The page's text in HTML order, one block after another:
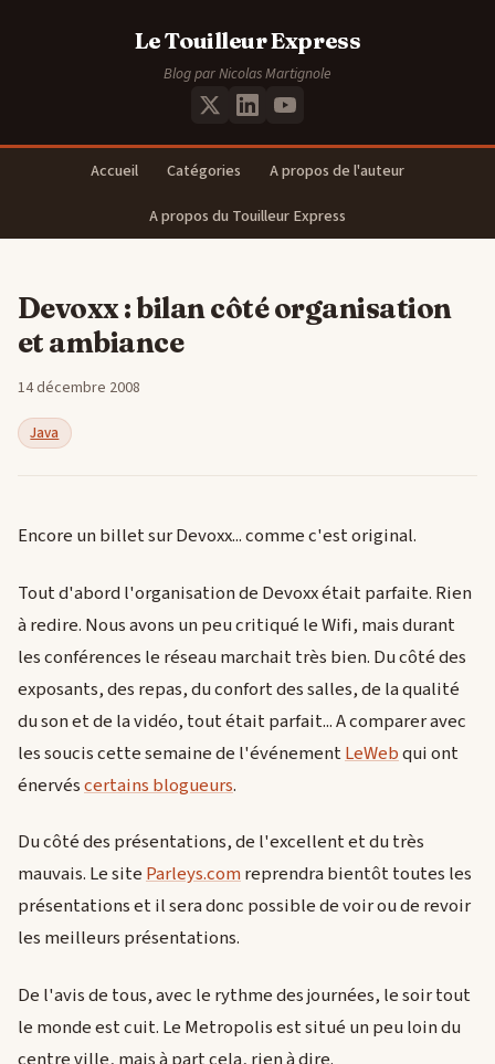
Le Touilleur Express
Blog par Nicolas Martignole
Accueil Catégories
A propos de l'auteur
A propos du Touilleur Express
Devoxx : bilan côté organisation
et ambiance
14 décembre 2008
Java
Encore un billet sur Devoxx... comme c'est original.
Tout d'abord l'organisation de Devoxx était parfaite. Rien
à redire. Nous avons un peu critiqué le Wifi, mais durant
les conférences le réseau marchait très bien. Du côté des
exposants, des repas, du confort des salles, de la qualité
du son et de la vidéo, tout était parfait... A comparer avec
les soucis cette semaine de l'événementLeWebqui ont
énervéscertains blogueurs.
Du côté des présentations, de l'excellent et du très
mauvais. Le siteParleys.comreprendra bientôt toutes les
présentations et il sera donc possible de voir ou de revoir
les meilleurs présentations.
De l'avis de tous, avec le rythme des journées, le soir tout
le monde est cuit. Le Metropolis est situé un peu loin du